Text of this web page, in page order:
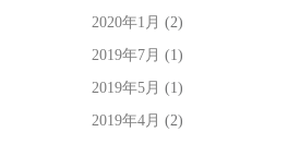
2020年1月 (2)
2019年7月 (1)
2019年5月 (1)
2019年4月 (2)